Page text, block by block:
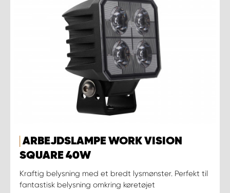
ARBEJDSLAMPE WORK VISION
SQUARE 40W
Kraftig belysning med et bredt lysmønster. Perfekt til
fantastisk belysning omkring køretøjet